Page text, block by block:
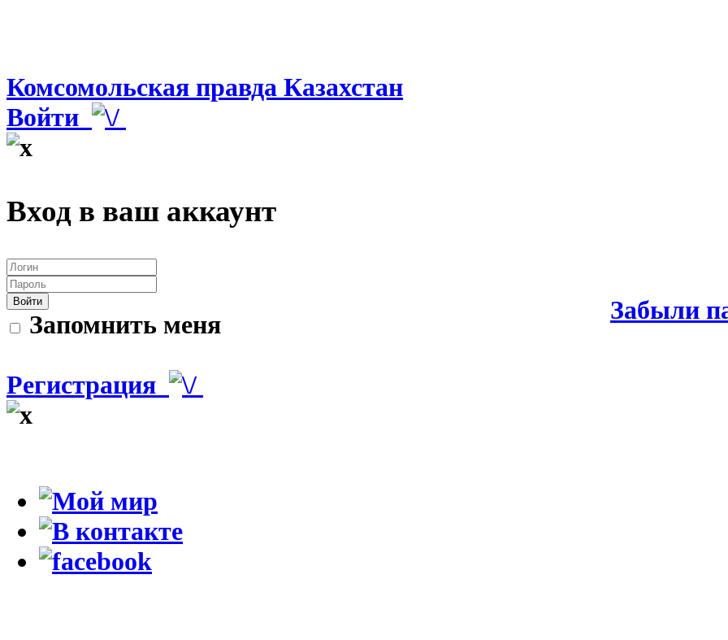
Комсомольская правда Казахстан
Войти
Вход в ваш аккаунт
Войти
Запомнить меня Забыли
Регистрация